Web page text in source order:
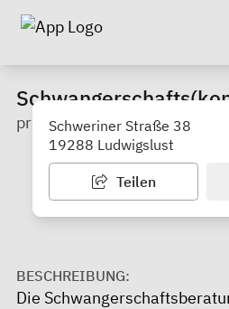
pro familia Landesverband
Schweriner Straße 38
19288 Ludwigslust
Teilen
BESCHREIBUNG:
Die